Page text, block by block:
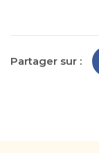
Partager sur :